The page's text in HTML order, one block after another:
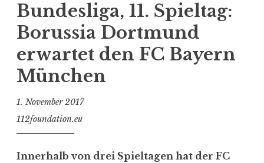
Bundesliga, 11. Spieltag:
Borussia Dortmund
erwartet den FC Bayern
München
1. November 2017
112foundation.eu
Innerhalb von drei Spieltagen hat der FC